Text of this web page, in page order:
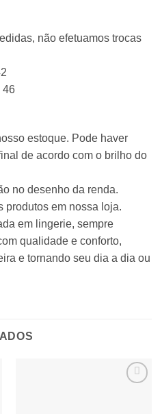
não efetuamos trocas
46
estoque. Pode haver
de acordo com o brilho do
no desenho da renda.
produtos em nossa loja.
em lingerie, sempre
qualidade e conforto,
e tornando seu dia a dia ou